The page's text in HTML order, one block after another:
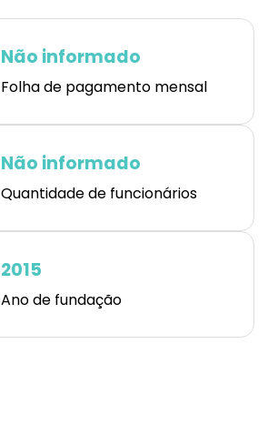
Não informado
Folha de pagamento mensal
Não informado
Quantidade de funcionários
2015
Ano de fundação